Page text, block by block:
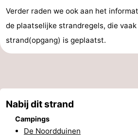
adressen
Regio
Noord-
Schoorlse
Duinen
Bergen
-
Bergen
Verder raden we ook aan het
de plaatselijke strandregels, die vaak
strand(opgang) is geplaatst.
Nabij dit strand
Campings
De Noordduinen